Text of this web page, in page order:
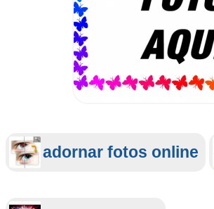
adornar fotos online